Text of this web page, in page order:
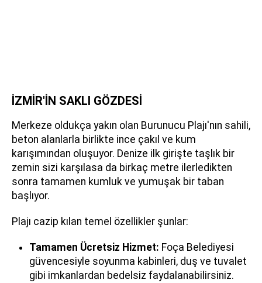
İZMİR'İN SAKLI GÖZDESİ
Merkeze oldukça yakın olan Burunucu Plajı'nın sahili,
beton alanlarla birlikte ince çakıl ve kum
karışımından oluşuyor. Denize ilk girişte taşlık bir
zemin sizi karşılasa da birkaç metre ilerledikten
sonra tamamen kumluk ve yumuşak bir taban
başlıyor.
Plajı cazip kılan temel özellikler şunlar:
Tamamen Ücretsiz Hizmet: Foça Belediyesi
güvencesiyle soyunma kabinleri, duş ve tuvalet
gibi imkanlardan bedelsiz faydalanabilirsiniz.